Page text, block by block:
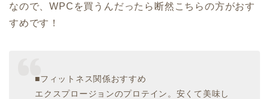
なので、WPCを買うんだったら断然こちらの方がおす
すめです！
■フィットネス関係おすすめ
エクスプロージョンのプロテイン。安くて美味し